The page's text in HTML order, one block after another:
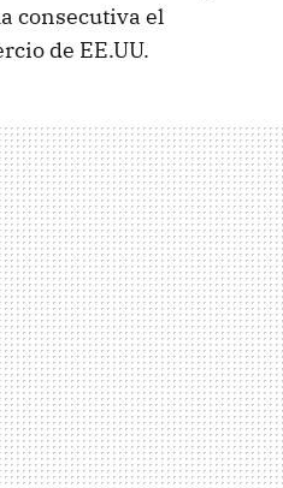
consecutiva el
de EE.UU.